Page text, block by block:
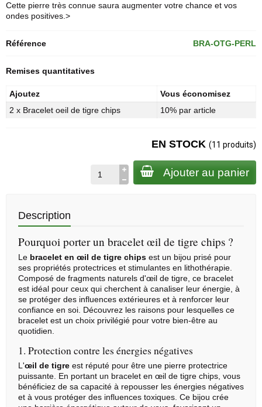
Cette pierre très connue saura augmenter votre chance et vos
ondes positives.>
Référence BRA-OTG-PERL
Remises quantitatives
Ajoutez
Vous économisez
2 x Bracelet oeil de tigre chips
10% par article
EN STOCK (11 produits)
Ajouter au panier
Description
Pourquoi porter un bracelet œil de tigre chips ?
Le bracelet en œil de tigre chips est un bijou prisé pour
ses propriétés protectrices et stimulantes en lithothérapie
Composé de fragments naturels d'œil de tigre, ce bracelet
est idéal pour ceux qui cherchent à canaliser leur énergie, à
se protéger des influences extérieures et à renforcer leur
confiance en soi. Découvrez les raisons pour lesquelles ce
bracelet est un choix privilégié pour votre bien-être au
quotidien.
1. Protection contre les énergies négatives
L'œil de tigre est réputé pour être une pierre protectrice
puissante. En portant un bracelet en œil de tigre chips, vous
bénéficiez de sa capacité à repousser les énergies négatives
et à vous protéger des influences toxiques. Ce bijou crée